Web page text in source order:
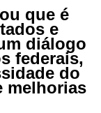
que é
e
diálogo
federais,
do
melhorias